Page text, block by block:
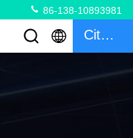
86-138-10893981
Citation